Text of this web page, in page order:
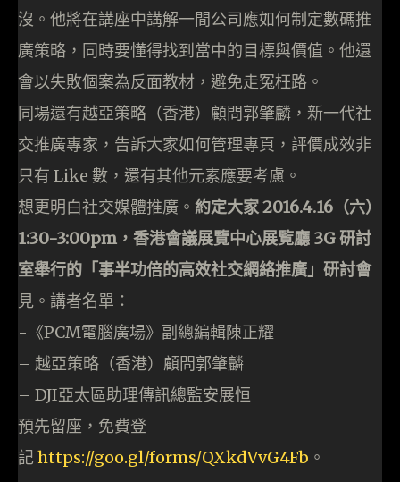
沒。他將在講座中講解一間公司應如何制定數碼推
廣策略，同時要懂得找到當中的目標與價值。他還
會以失敗個案為反面教材，避免走冤枉路。
同場還有越亞策略（香港）顧問郭肇麟，新一代社
交推廣專家，告訴大家如何管理專頁，評價成效非
只有 Like 數，還有其他元素應要考慮。
想更明白社交媒體推廣。 約定大家 2016.4.16（六）
1:30-3:00pm，香港會議展覽中心展覧廳 3G 研討
室舉行的「事半功倍的高效社交網絡推廣」研討會
見。講者名單：
-《PCM電腦廣場》副總編輯陳正耀
– 越亞策略（香港）顧問郭肇麟
– DJI亞太區助理傳訊總監安展恒
預先留座，免費登
記 https://goo.gl/forms/QXkdVvG4Fb 。